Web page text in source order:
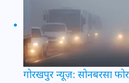
गोरखपुर न्यूज़: सोनबरसा